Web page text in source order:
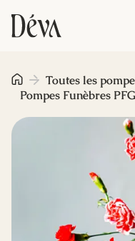
Obsèques
Prévoyance
Monument
Livraison de
Toutes les
Pompes Funèbres